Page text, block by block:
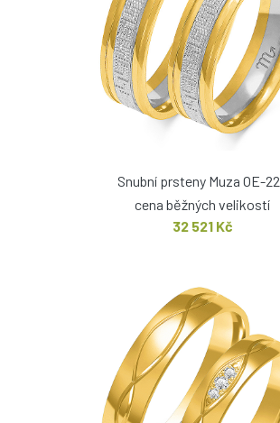
Snubní prsteny Muza OE-
cena běžných velikostí
32 521 Kč